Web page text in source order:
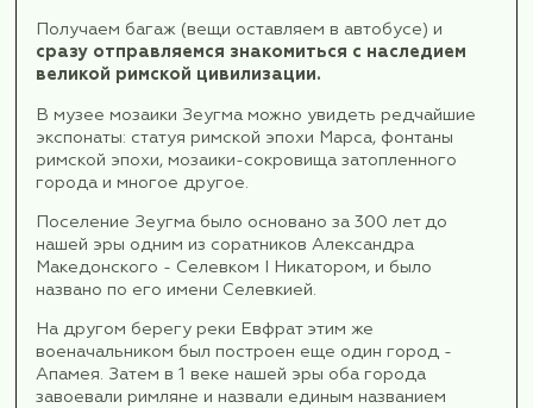
Трансфер в отель. Размещение в отеле.
Вечером нас ждёт прогулка на
Босфору, яркий вечер на корабле с
музыкой и видами ночного Стамбула.
маленькое путешествия внутри
Возвращение в отель, отдых.
День 2.